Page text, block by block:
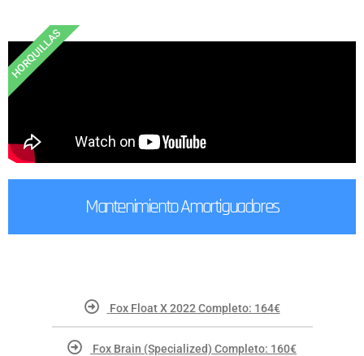
Mantenimiento Amortiguadores
Fox Float X 2022 Completo: 164€
Fox Brain (Specialized) Completo: 160€
HORQUILLAS